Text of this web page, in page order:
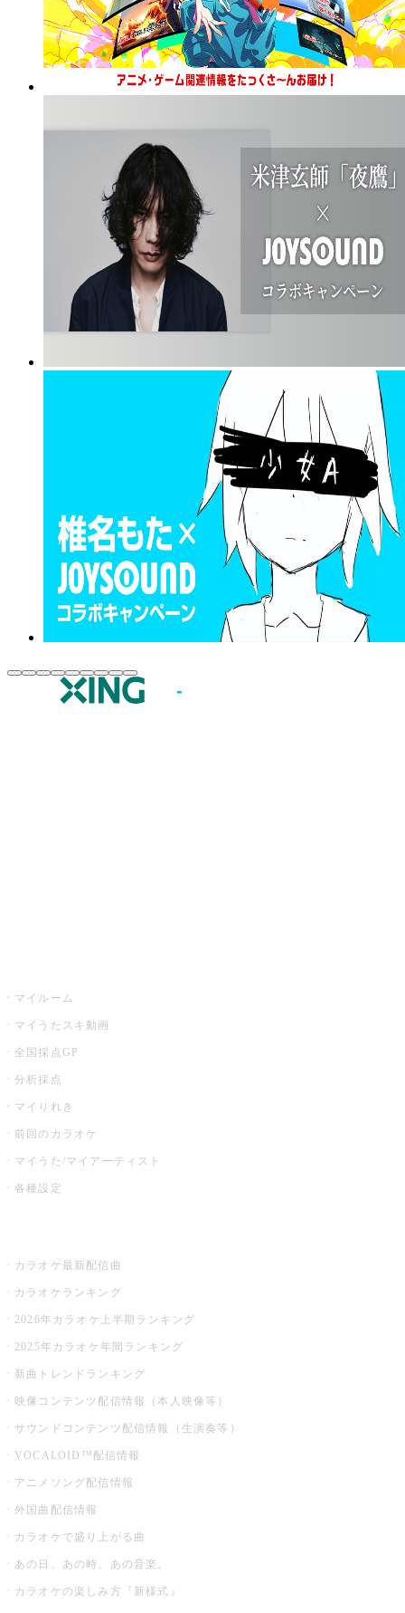
マイルーム
マイうたスキ動画
全国採点GP
分析採点
マイりれき
前回のカラオケ
マイうた/マイアーティスト
各種設定
カラオケ最新配信曲
カラオケランキング
2026年カラオケ上半期ランキング
2025年カラオケ年間ランキング
新曲トレンドランキング
映像コンテンツ配信情報（本人映像等）
サウンドコンテンツ配信情報（生演奏等）
VOCALOID™配信情報
アニメソング配信情報
外国曲配信情報
カラオケで盛り上がる曲
あの日、あの時、あの音楽。
カラオケの楽しみ方『新様式』